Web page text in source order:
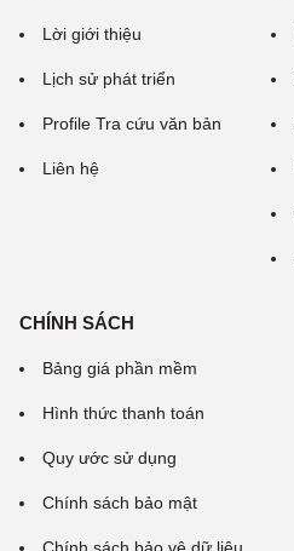
Lời giới thiệu
Lịch sử phát triển
Profile Tra cứu văn bản
Liên hệ
CHÍNH SÁCH
Bảng giá phần mềm
Hình thức thanh toán
Quy ước sử dụng
Chính sách bảo mật